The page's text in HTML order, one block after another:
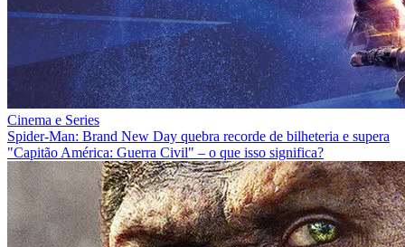
Cinema e Series
Spider-Man: Brand New Day quebra recorde de bilheteria e supera
"Capitão América: Guerra Civil" – o que isso significa?